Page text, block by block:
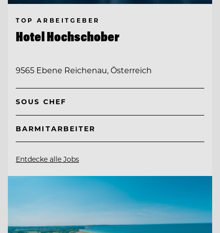
TOP ARBEITGEBER
Hotel Hochschober
9565 Ebene Reichenau, Österreich
SOUS CHEF
BARMITARBEITER
Entdecke alle Jobs